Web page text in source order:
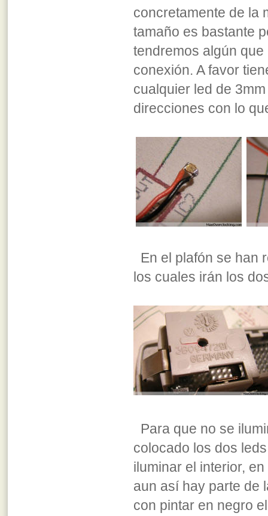
concretamente de la
tamaño es bastante
tendremos algún
conexión. A favor
cualquier led de
direcciones con lo
En el plafón se han
los cuales irán los
Para que no se
colocado los dos
iluminar el interior,
aun así hay parte de
con pintar en negro